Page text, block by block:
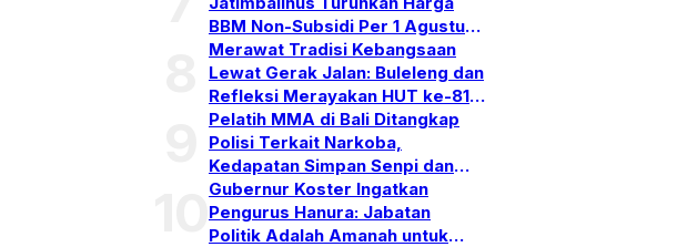
BBM Non-Subsidi Per 1 Agustus
2026
Merawat Tradisi Kebangsaan
Lewat Gerak Jalan: Buleleng dan
Refleksi Merayakan HUT ke-81
RI
Pelatih MMA di Bali Ditangkap
Polisi Terkait Narkoba,
Kedapatan Simpan Senpi dan
Puluhan Amunisi
Gubernur Koster Ingatkan
Pengurus Hanura: Jabatan
Politik Adalah Amanah untuk